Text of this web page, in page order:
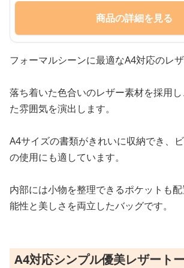
商品の詳細を見る
フォーマルシーンに最適なA4対応のレザ
落ち着いた色合いのレザー素材を採用
た雰囲気を演出します。
A4サイズの書類がきれいに収納でき、
の使用にも適しています。
内部には小物を整理できるポケットも
能性と美しさを両立したバッグです。
A4対応シンプル優美レザート